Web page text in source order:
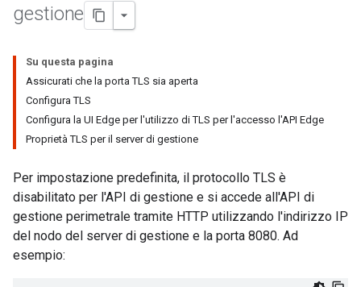
gestione
Su questa pagina
Assicurati che la porta TLS sia aperta
Configura TLS
Configura la UI Edge per l'utilizzo di TLS per l'accesso l'API Edge
Proprietà TLS per il server di gestione
Per impostazione predefinita, il protocollo TLS è
disabilitato per l'API di gestione e si accede all'API di
gestione perimetrale tramite HTTP utilizzando l'indirizzo IP
del nodo del server di gestione e la porta 8080. Ad
esempio: